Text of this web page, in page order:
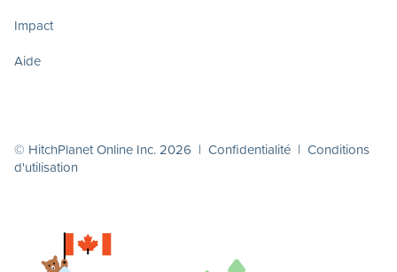
Impact
Aide
© HitchPlanet Online Inc. 2026 | Confidentialité | Conditions
d'utilisation